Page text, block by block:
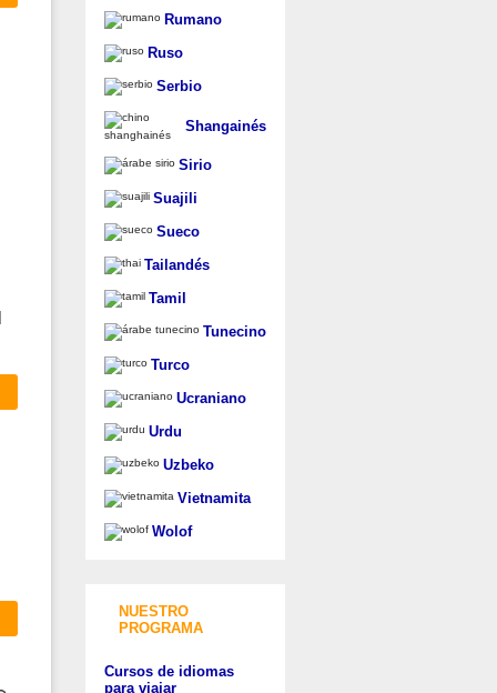
Rumano
Ruso
Serbio
Shangainés
Sirio
Suajili
Sueco
Tailandés
Tamil
Tunecino
Turco
Ucraniano
Urdu
Uzbeko
Vietnamita
Wolof
NUESTRO
PROGRAMA
Cursos de idiomas
para viajar